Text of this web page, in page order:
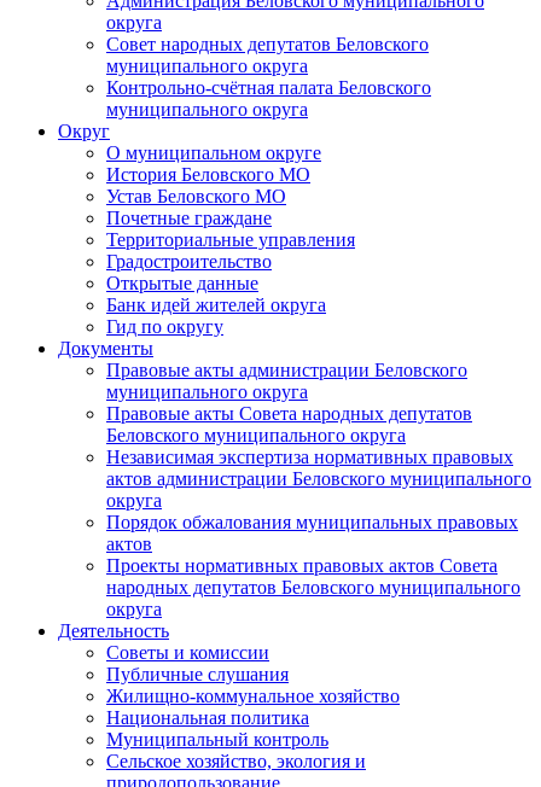
округа
Совет народных депутатов Беловского
муниципального округа
Контрольно-счётная палата Беловского
муниципального округа
Округ
О муниципальном округе
История Беловского МО
Устав Беловского МО
Почетные граждане
Территориальные управления
Градостроительство
Открытые данные
Банк идей жителей округа
Гид по округу
Документы
Правовые акты администрации Беловского
муниципального округа
Правовые акты Совета народных депутатов
Беловского муниципального округа
Независимая экспертиза нормативных правовых
актов администрации Беловского муниципального
округа
Порядок обжалования муниципальных правовых
актов
Проекты нормативных правовых актов Совета
народных депутатов Беловского муниципального
округа
Деятельность
Советы и комиссии
Публичные слушания
Жилищно-коммунальное хозяйство
Национальная политика
Муниципальный контроль
Сельское хозяйство, экология и
природопользование